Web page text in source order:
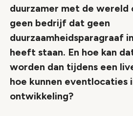
duurzamer met de wereld
geen bedrijf dat geen
duurzaamheidsparagraaf
heeft staan. En hoe kan
worden dan tijdens een
hoe kunnen eventlocaties
ontwikkeling?